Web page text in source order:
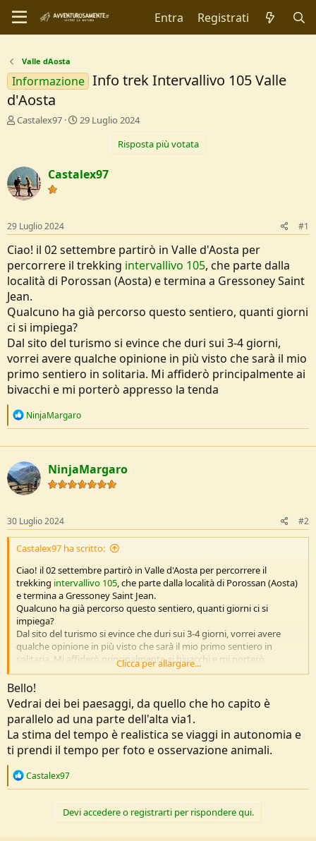
Entra Registrati
Valle dAosta
Informazione Info trek Intervallivo 105 Valle
d'Aosta
C
t
o
r
D
i
s
u
s
s
i
o
n
e
Castalex97
D
d
i
z
i
29 Luglio 2024
Risposta più votata
Castalex97
29 Luglio 2024 #1
Ciao! il 02 settembre partirò in Valle d'Aosta per
percorrere il trekking intervallivo 105, che parte dalla
località di Porossan (Aosta) e termina a Gressoney Saint
Jean.
Qualcuno ha già percorso questo sentiero, quanti giorni
ci si impiega?
Dal sito del turismo si evince che duri sui 3-4 giorni,
vorrei avere qualche opinione in più visto che sarà il mio
primo sentiero in solitaria. Mi affiderò principalmente ai
bivacchi e mi porterò appresso la tenda
R
c
t
i
o
n
NinjaMargaro
NinjaMargaro
30 Luglio 2024 #2
Castalex97 ha scritto:
Ciao! il 02 settembre partirò in Valle d'Aosta per percorrere il
trekking intervallivo 105, che parte dalla località di Porossan (Aosta)
e termina a Gressoney Saint Jean.
Qualcuno ha già percorso questo sentiero, quanti giorni ci si
impiega?
Dal sito del turismo si evince che duri sui 3-4 giorni, vorrei avere
qualche opinione in più visto che sarà il mio primo sentiero in
solitaria. Mi affiderò principalmente ai bivacchi e mi porterò
appresso la tenda
Clicca per allargare...
Bello!
Vedrai dei bei paesaggi, da quello che ho capito è
parallelo ad una parte dell'alta via1.
La stima del tempo è realistica se viaggi in autonomia e
ti prendi il tempo per foto e osservazione animali.
R
Castalex97
Devi accedere o registrarti per rispondere qui.